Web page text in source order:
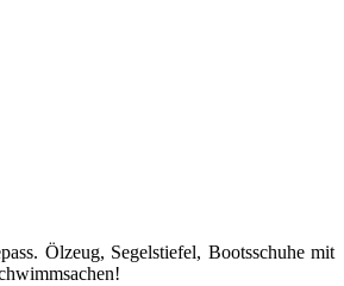
Ölzeug, Segelstiefel, Bootsschuhe mit